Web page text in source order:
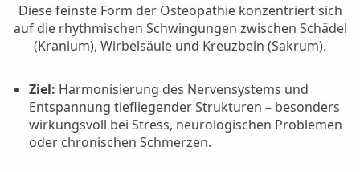
Diese feinste Form der Osteopathie konzentriert sich
auf die rhythmischen Schwingungen zwischen Schädel
(Kranium), Wirbelsäule und Kreuzbein (Sakrum).
Ziel: Harmonisierung des Nervensystems und
Entspannung tiefliegender Strukturen – besonders
wirkungsvoll bei Stress, neurologischen Problemen
oder chronischen Schmerzen.